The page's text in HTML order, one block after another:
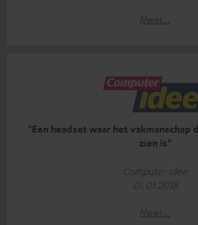
Meer...
"Een headset waar het
zien is"
Computer Idee
01.01.2018
Meer...